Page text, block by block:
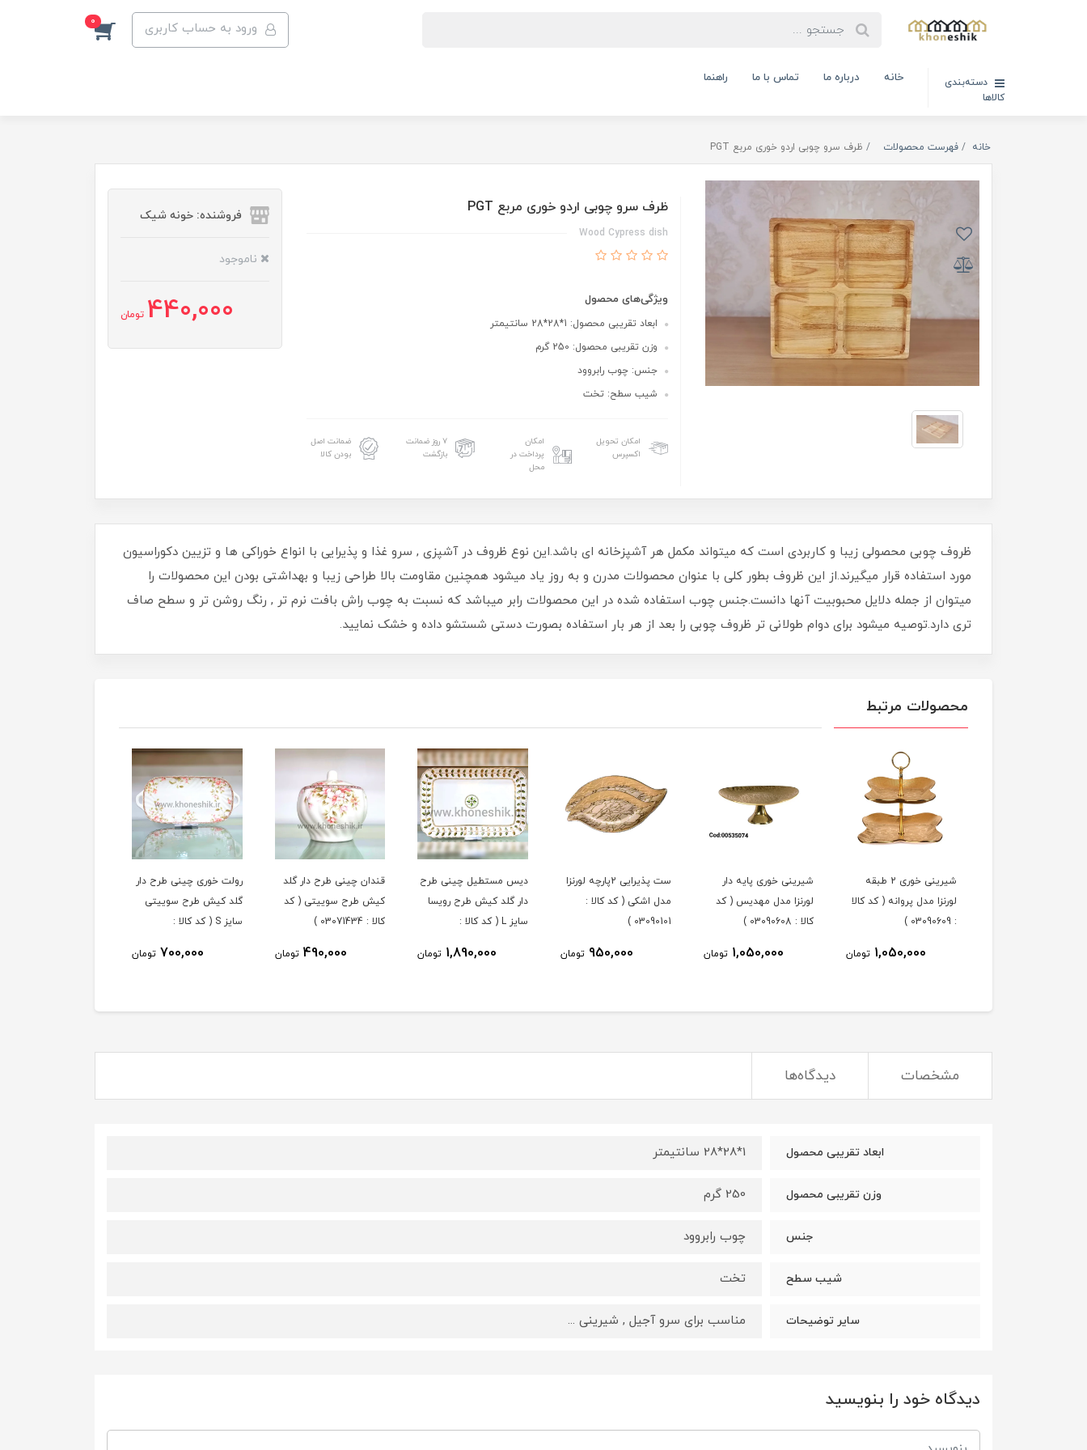
ورود به حساب کاربری 0
دسته‌بندی
کالاها
خانه درباره ما تماس با ما راهنما
خانه فهرست محصولات ظرف سرو چوبی اردو خوری مربع PGT
ظرف سرو چوبی اردو خوری مربع PGT
Wood Cypress dish
ویژگی‌های محصول
ابعاد تقریبی محصول: 1*28*28 سانتیمتر
وزن تقریبی محصول: 250 گرم
جنس: چوب رابروود
شیب سطح: تخت
امکان تحویل
اکسپرس
امکان
پرداخت در
محل
۷ روز ضمانت
بازگشت
ضمانت اصل
بودن کالا
فروشنده: خونه شیک
ناموجود
440,000 تومان
ظروف چوبی محصولی زیبا و کاربردی است که میتواند مکمل هر آشپزخانه ای باشد.این نوع ظروف در آشپزی , سرو غذا و پذیرایی با انواع خوراکی ها و تزیین دکوراسیون
مورد استفاده قرار میگیرند.از این ظروف بطور کلی با عنوان محصولات مدرن و به روز یاد میشود همچنین مقاومت بالا طراحی زیبا و بهداشتی بودن این محصولات را
میتوان از جمله دلایل محبوبیت آنها دانست.جنس چوب استفاده شده در این محصولات رابر میباشد که نسبت به چوب راش بافت نرم تر , رنگ روشن تر و سطح صاف
تری دارد.توصیه میشود برای دوام طولانی تر ظروف چوبی را بعد از هر بار استفاده بصورت دستی شستشو داده و خشک نمایید.
محصولات مرتبط
شیرینی خوری 2 طبقه
لورنزا مدل پروانه ( کد کالا
: 03090609 )
1,050,000 تومان
شیرینی خوری پایه دار
لورنزا مدل مهدیس ( کد
کالا : 03090608 )
1,050,000 تومان
ست پذیرایی 2پارچه لورنزا
مدل اشکی ( کد کالا :
03090101 )
950,000 تومان
دیس مستطیل چینی طرح
دار گلد کیش طرح رویسا
سایز L ( کد کالا :
1,890,000 تومان
قندان چینی طرح دار گلد
کیش طرح سوییتی ( کد
کالا : 03071434 )
490,000 تومان
رولت خوری چینی طرح دار
گلد کیش طرح سوییتی
سایز S ( کد کالا :
700,000 تومان
مشخصات دیدگاه‌ها
ابعاد تقریبی محصول 1*28*28 سانتیمتر
وزن تقریبی محصول 250 گرم
جنس چوب رابروود
شیب سطح تخت
سایر توضیحات مناسب برای سرو آجیل , شیرینی ...
دیدگاه خود را بنویسید